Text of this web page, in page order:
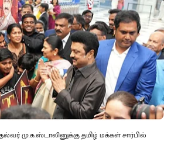
மு.க.ஸ்டாலினுக்கு தமிழ் மக்கள் சார்பில்